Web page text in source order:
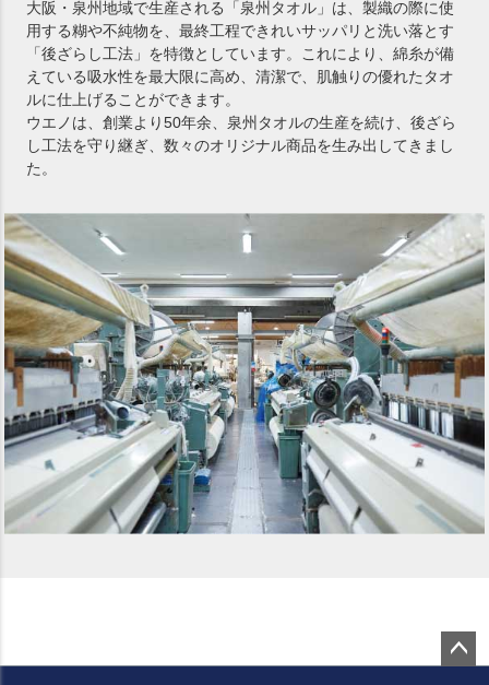
大阪・泉州地域で生産される「泉州タオル」は、製織の際に使
用する糊や不純物を、最終工程できれいサッパリと洗い落とす
「後ざらし工法」を特徴としています。これにより、綿糸が備
えている吸水性を最大限に高め、清潔で、肌触りの優れたタオ
ルに仕上げることができます。
ウエノは、創業より50年余、泉州タオルの生産を続け、後ざら
し工法を守り継ぎ、数々のオリジナル商品を生み出してきまし
た。